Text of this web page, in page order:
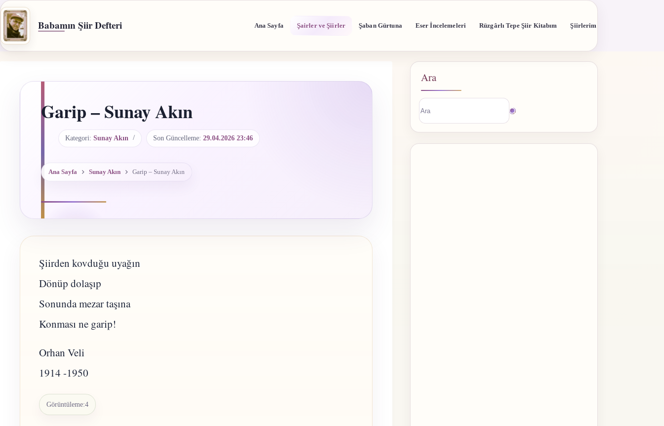
İçeriğe
geç
Babamın Şiir Defteri Ana Sayfa Şairler ve Şiirler Şaban Gürtuna Eser İncelemeleri Rüzgârlı Tepe Şiir Kitabım Şiirlerim
Garip – Sunay Akın
Kategori: Sunay Akın Son Güncelleme: 29.04.2026 23:46
Ana Sayfa Sunay Akın Garip – Sunay Akın
Şiirden kovduğu uyağın
Dönüp dolaşıp
Sonunda mezar taşına
Konması ne garip!
Orhan Veli
1914 -1950
Görüntüleme:4
Ara